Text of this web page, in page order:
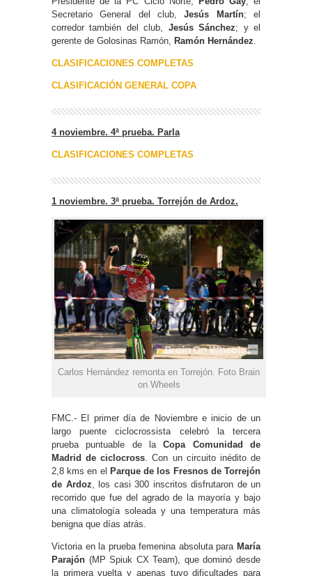
Secretario General del club,Jesús Martín; el
corredor también del club, Jesús Sánchez; y el
gerente de Golosinas Ramón, Ramón Hernández.
CLASIFICACIONES COMPLETAS
CLASIFICACIÓN GENERAL COPA
4 noviembre. 4ª prueba. Parla
CLASIFICACIONES COMPLETAS
1 noviembre. 3ª prueba. Torrejón de Ardoz.
Carlos Hernández remonta en Torrejón. Foto Brain
on Wheels
FMC.- El primer día de Noviembre e inicio de un
largo puente ciclocrossista celebró la tercera
prueba puntuable de laCopa Comunidad de
Madrid de ciclocross . Con un circuito inédito de
2,8 kms en el Parque de los Fresnos de Torrejón
de Ardoz , los casi 300 inscritos disfrutaron de un
recorrido que fue del agrado de la mayoría y bajo
una climatología soleada y una temperatura más
benigna que días atrás.
Victoria en la prueba femenina absoluta para María
Parajón (MP Spiuk CX Team), que dominó desde
la primera vuelta y apenas tuvo dificultades para